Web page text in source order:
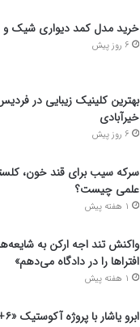
خرید مدل کمد دیواری شیک و
6 روز پیش
بهترین کلینیک زیبایی در
خیرآبادی
6 روز پیش
سرکه سیب برای قند خون،
علمی چیست؟
1 هفته پیش
واکنش تند اجه ارکن به
افتراها را در دادگاه می‌دهم»
1 هفته پیش